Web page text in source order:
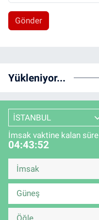
Gönder
Yükleniyor...
İSTANBUL
İmsak vaktine kalan süre
04:43:52
İmsak
Güneş
Öğle